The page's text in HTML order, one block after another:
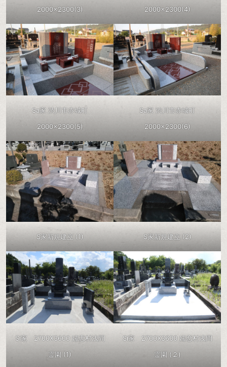
2000×2300(3)
2000×2300(4)
Sa家 渋川市赤城町
2000×2300(5)
Sa家 渋川市赤城町
2000×2300(6)
S家新規建立 (1) S家新規建立 (2)
Si家 2700X3600 嬬恋村浅間
霊園 (1)
Si家 2700X3600 嬬恋村浅間
霊園 (２)